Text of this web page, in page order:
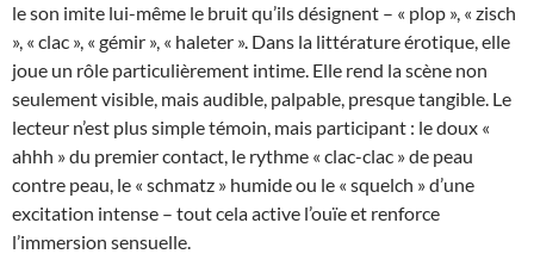
le son imite lui-même le bruit qu’ils désignent – « plop », « zisch
», « clac », « gémir », « haleter ». Dans la littérature érotique, elle
joue un rôle particulièrement intime. Elle rend la scène non
seulement visible, mais audible, palpable, presque tangible. Le
lecteur n’est plus simple témoin, mais participant : le doux «
ahhh » du premier contact, le rythme « clac-clac » de peau
contre peau, le « schmatz » humide ou le « squelch » d’une
excitation intense – tout cela active l’ouïe et renforce
l’immersion sensuelle.